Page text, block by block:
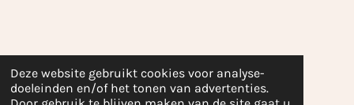
Deze website gebruikt cookies voor analyse-
doeleinden en/of het tonen van advertenties.